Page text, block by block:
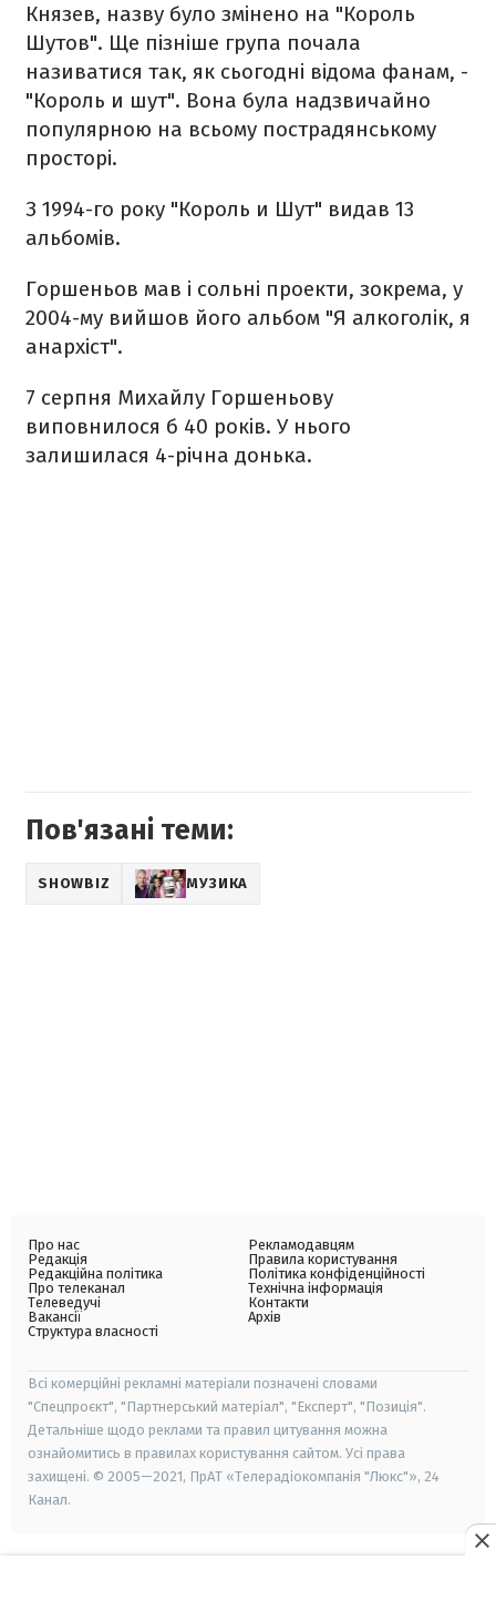
Князев, назву було змінено на "Король
Шутов". Ще пізніше група почала
називатися так, як сьогодні відома фанам, -
"Король и шут". Вона була надзвичайно
популярною на всьому пострадянському
просторі.
З 1994-го року "Король и Шут" видав 13
альбомів.
Горшеньов мав і сольні проекти, зокрема, у
2004-му вийшов його альбом "Я алкоголік, я
анархіст".
7 серпня Михайлу Горшеньову
виповнилося б 40 років. У нього
залишилася 4-річна донька.
Пов'язані теми:
SHOWBIZ МУЗИКА
Про нас
Редакція
Редакційна політика
Про телеканал
Телеведучі
Вакансії
Структура власності
Рекламодавцям
Правила користування
Політика конфіденційності
Технічна інформація
Контакти
Архів
Всі комерційні рекламні матеріали позначені словами
"Спецпроєкт", "Партнерський матеріал", "Експерт", "Позиція".
Детальніше щодо реклами та правил цитування можна
ознайомитись в правилах користування сайтом. Усі права
захищені. © 2005—2021, ПрАТ «Телерадіокомпанія "Люкс"», 24
Канал.